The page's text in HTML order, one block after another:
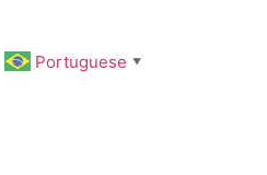
Portuguese ▼